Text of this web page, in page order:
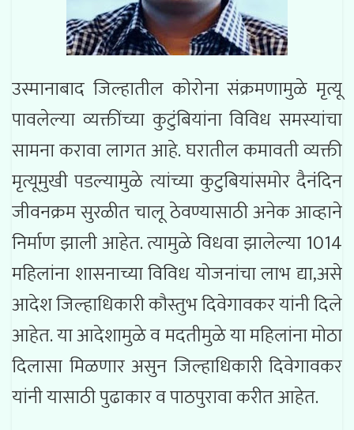
उस्मानाबाद जिल्हातील कोरोना संक्रमणामुळे मृत्यू
पावलेल्या व्यक्तींच्या कुटुंबियांना विविध समस्यांचा
सामना करावा लागत आहे. घरातील कमावती व्यक्ती
मृत्यूमुखी पडल्यामुळे त्यांच्या कुटुबियांसमोर दैनंदिन
जीवनक्रम सुरळीत चालू ठेवण्यासाठी अनेक आव्हाने
निर्माण झाली आहेत. त्यामुळे विधवा झालेल्या 1014
महिलांना शासनाच्या विविध योजनांचा लाभ द्या,असे
आदेश जिल्हाधिकारी कौस्तुभ दिवेगावकर यांनी दिले
आहेत. या आदेशामुळे व मदतीमुळे या महिलांना मोठा
दिलासा मिळणार असुन जिल्हाधिकारी दिवेगावकर
यांनी यासाठी पुढाकार व पाठपुरावा करीत आहेत.